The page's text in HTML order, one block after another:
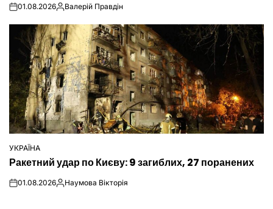
on01.08.2026Опубліковано
Валерій Правдін
ОПУБЛІКУВАТИ
У
УКРАЇНА
Ракетний удар по Києву: 9 загиблих, 27 поранених
on01.08.2026Опубліковано
Наумова Вікторія